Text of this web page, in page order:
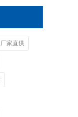
厂家直供